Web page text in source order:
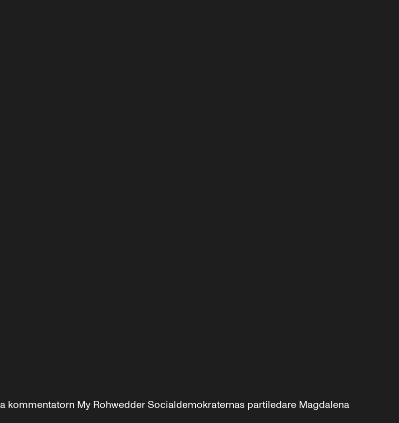
kommentatorn My Rohwedder Socialdemokraternas partiledare Magdalena